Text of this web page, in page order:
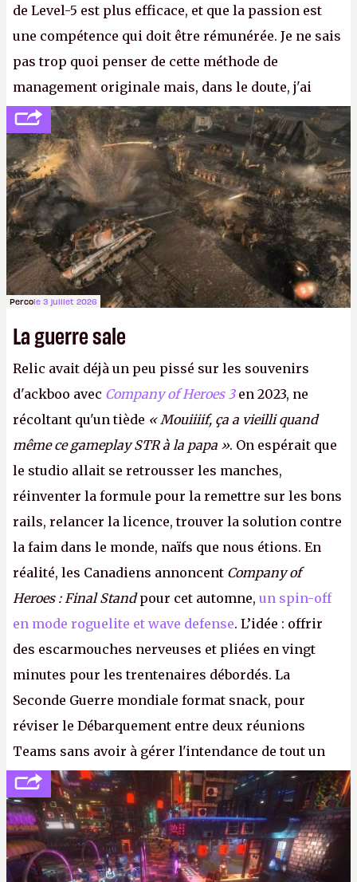
de Level-5 est plus efficace, et que la passion est
une compétence qui doit être rémunérée. Je ne sais
pas trop quoi penser de cette méthode de
management originale mais, dans le doute, j'ai
décidé d'apprendre par cœur les 300 derniers
numéros deCanard PCavant de demander une
augmentation à Ivan Le Fou.A.
Percole 3 juillet 2026
La guerre sale
Relic avait déjà un peu pissé sur les souvenirs
d'ackboo avec Company of Heroes 3en 2023, ne
récoltant qu'un tiède « Mouiiiif, ça a vieilli quand
même ce gameplay STR à la papa ». On espérait que
le studio allait se retrousser les manches,
réinventer la formule pour la remettre sur les bons
rails, relancer la licence, trouver la solution contre
la faim dans le monde, naïfs que nous étions. En
réalité, les Canadiens annoncent Company of
Heroes : Final Standpour cet automne, un spin-off
en mode roguelite et wave defense. L’idée : offrir
des escarmouches nerveuses et pliées en vingt
minutes pour les trentenaires débordés. La
Seconde Guerre mondiale format snack, pour
réviser le Débarquement entre deux réunions
Teams sans avoir à gérer l'intendance de tout un
continent. Pauvre ackboo, après avoir uriné sur ses
bottes, Relic vient donc de déféquer dans son
casque.P.